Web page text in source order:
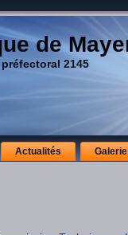
de
préfectoral 2145
Actualités